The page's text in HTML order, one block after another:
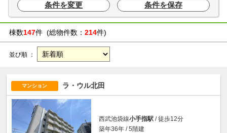
条件を変更
条件を保存
棟数147件 (総物件数： 214件)
並び順 ：
マンション ラ・ウル北田
西武池袋線小手指駅 / 徒歩12分
築年36年 / 5階建